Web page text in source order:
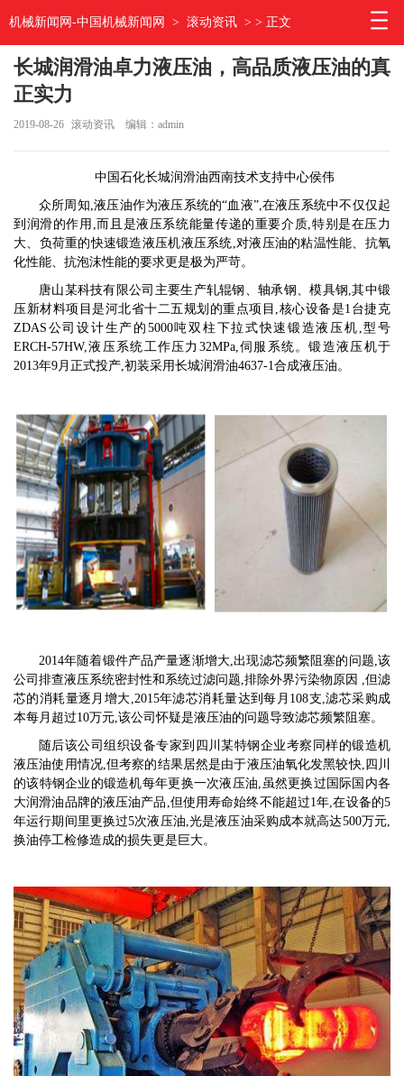
机械新闻网-中国机械新闻网 > 滚动资讯 > > 正文
长城润滑油卓力液压油，高品质液压油的真
正实力
2019-08-26 滚动资讯 编辑：admin
中国石化长城润滑油西南技术支持中心侯伟
众所周知,液压油作为液压系统的“血液”,在液压系统中不仅仅起
到润滑的作用,而且是液压系统能量传递的重要介质,特别是在压力
大、负荷重的快速锻造液压机液压系统,对液压油的粘温性能、抗氧
化性能、抗泡沫性能的要求更是极为严苛。
唐山某科技有限公司 主要生产轧辊钢、轴承钢、模具钢,其中锻
压新材料项目是河北省十二五规划的重点项目,核心设备是1台捷克
ZDAS公司设计生产的5000吨双柱下拉式快速锻造液压机,型号
ERCH-57HW,液压系统工作压力32MPa,伺服系统。锻造液压机于
2013年9月正式投产,初装采用长城润滑油4637-1合成液压油。
2014年随着锻件产品产量逐渐增大,出现滤芯频繁阻塞的问题, 该
公司排查液压系统密封性和系统过滤问题,排除外界污染物原因 ,但滤
芯的消耗量逐月增大,2015年滤芯消耗量达到每月108支,滤芯采购成
本每月超过10万元, 该公司怀疑是液压油的问题导致滤芯频繁阻塞。
随后该公司组织设备专家到四川某特钢企业考察同样的锻造机
液压油使用情况,但考察的结果居然是由于液压油氧化发黑较快,四川
的该特钢企业的锻造机每年更换一次液压油,虽然更换过国际国内各
大润滑油品牌的液压油产品,但使用寿命始终不能超过1年,在设备的5
年运行期间里更换过5次液压油,光是液压油采购成本就高达500万元,
换油停工检修造成的损失更是巨大。